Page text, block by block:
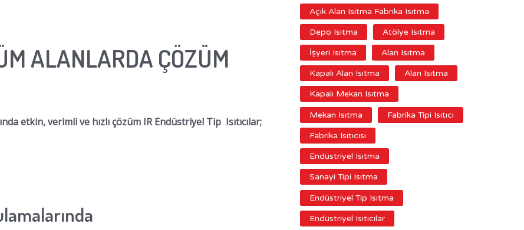
ALANLARDA ÇÖZÜM
etkin, verimli ve hızlı çözüm IR Endüstriyel Tip Isıtıcılar;
Açık Alan Isıtma Fabrika Isıtma
Depo Isıtma Atölye Isıtma
İşyeri Isıtma Alan Isıtma
Kapalı Alan Isıtma Alan Isıtma
Kapalı Mekan Isıtma
Mekan Isıtma Fabrika Tipi Isıtıcı
Fabrika Isıtıcısı
Endüstriyel Isıtma
Sanayi Tipi Isıtma
Endüstriyel Tip Isıtma
Endüstriyel Isıtıcılar